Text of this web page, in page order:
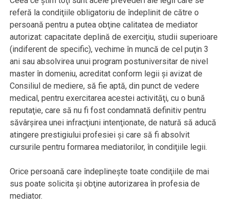
referă la condiţiile obligatoriu de îndeplinit de către o
persoană pentru a putea obţine calitatea de mediator
autorizat: capacitate deplină de exerciţiu, studii superioare
(indiferent de specific), vechime în muncă de cel puţin 3
ani sau absolvirea unui program postuniversitar de nivel
master în domeniu, acreditat conform legii şi avizat de
Consiliul de mediere, să fie aptă, din punct de vedere
medical, pentru exercitarea acestei activităţi, cu o bună
reputaţie, care să nu fi fost condamnată definitiv pentru
săvârşirea unei infracţiuni intenţionate, de natură să aducă
atingere prestigiului profesiei şi care să fi absolvit
cursurile pentru formarea mediatorilor, în condiţiile legii.
Orice persoană care îndeplineşte toate condiţiile de mai
sus poate solicita şi obţine autorizarea în profesia de
mediator.